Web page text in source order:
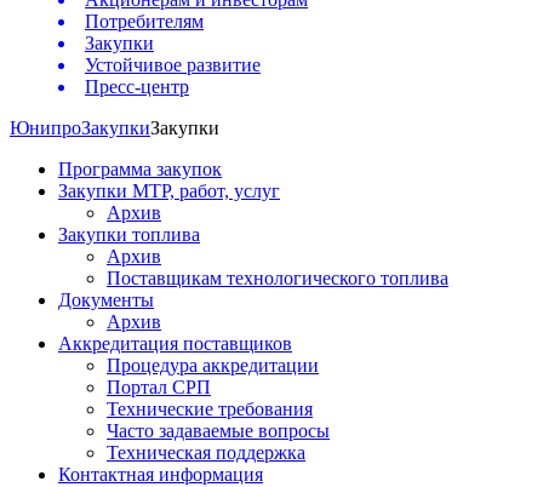
Потребителям
Закупки
Устойчивое развитие
Пресс-центр
ЮнипроЗакупкиЗакупки
Программа закупок
Закупки МТР, работ, услуг
Архив
Закупки топлива
Архив
Поставщикам технологического топлива
Документы
Архив
Аккредитация поставщиков
Процедура аккредитации
Портал СРП
Технические требования
Часто задаваемые вопросы
Техническая поддержка
Контактная информация